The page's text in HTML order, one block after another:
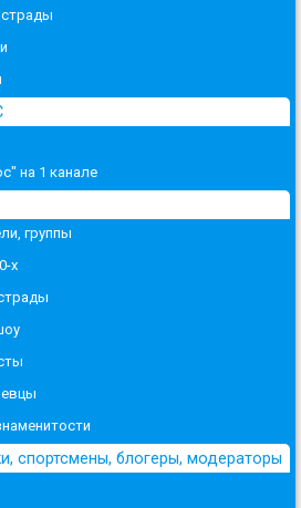
на 1 канале
группы
х
спортсмены, блогеры, модераторы